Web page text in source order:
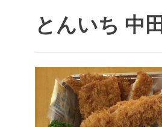
とんいち 中